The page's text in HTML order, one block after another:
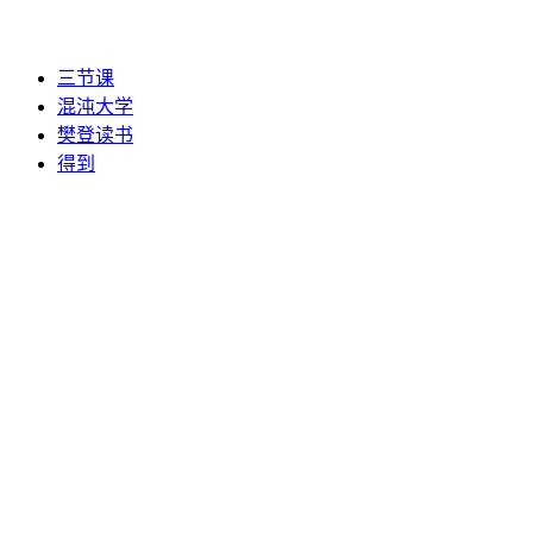
三节课
混沌大学
樊登读书
得到